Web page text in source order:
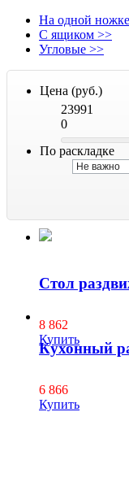
На одной ножке
С ящиком >>
Угловые >>
Цена (руб.)
23991
0
По раскладке
Стол
8 862
Купить
Кухонный
6 866
Купить